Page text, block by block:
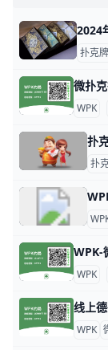
扑克牌
WPK
扑
WPK
WPK